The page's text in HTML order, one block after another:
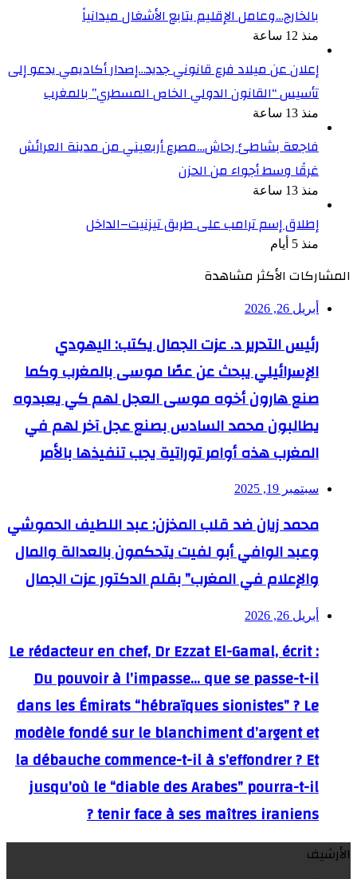
بالخارج…وعامل الإقليم يتابع الأشغال ميدانياً
منذ 12 ساعة
إعلان عن ميلاد فرع قانوني جديد…إصدار أكاديمي يدعو إلى
تأسيس “القانون الدولي الخاص المسطري” بالمغرب
منذ 13 ساعة
فاجعة بشاطئ رحاش…مصرع أربعيني من مدينة العرائش
غرقًا وسط أجواء من الحزن
منذ 13 ساعة
إطلاق إسم ترامب على طريق تيزنيت–الداخل
منذ 5 أيام
المشاركات الأكثر مشاهدة
أبريل 26, 2026
رئيس التحرير د. عزت الجمال يكتب: اليهودي
الإسرائيلي يبحث عن عصًا موسى بالمغرب وكما
صنع هارون أخوه موسى العجل لهم كي يعبدوه
يطالبون محمد السادس بصنع عجل آخر لهم في
المغرب هذه أوامر توراتية يجب تنفيذها بالأمر
سبتمبر 19, 2025
محمد زيان ضد قلب المخزن: عبد اللطيف الحموشي
وعبد الوافي أبو لفيت يتحكمون بالعدالة والمال
والإعلام في المغرب” بقلم الدكتور عزت الجمال
أبريل 26, 2026
Le rédacteur en chef, Dr Ezzat El-Gamal, écrit :
Du pouvoir à l’impasse… que se passe-t-il
dans les Émirats “hébraïques sionistes” ? Le
modèle fondé sur le blanchiment d’argent et
la débauche commence-t-il à s’effondrer ? Et
jusqu’où le “diable des Arabes” pourra-t-il
tenir face à ses maîtres iraniens ?
الأرشيف